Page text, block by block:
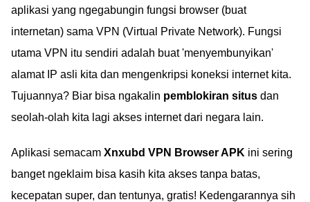
aplikasi yang ngegabungin fungsi browser (buat
internetan) sama VPN (Virtual Private Network). Fungsi
utama VPN itu sendiri adalah buat 'menyembunyikan'
alamat IP asli kita dan mengenkripsi koneksi internet kita.
Tujuannya? Biar bisa ngakalin pemblokiran situs dan
seolah-olah kita lagi akses internet dari negara lain.
Aplikasi semacam Xnxubd VPN Browser APK ini sering
banget ngeklaim bisa kasih kita akses tanpa batas,
kecepatan super, dan tentunya, gratis! Kedengarannya sih